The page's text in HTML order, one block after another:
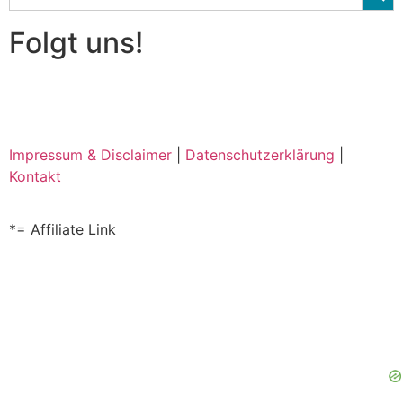
Folgt uns!
Impressum & Disclaimer Datenschutzerklärung
Kontakt
*= Affiliate Link